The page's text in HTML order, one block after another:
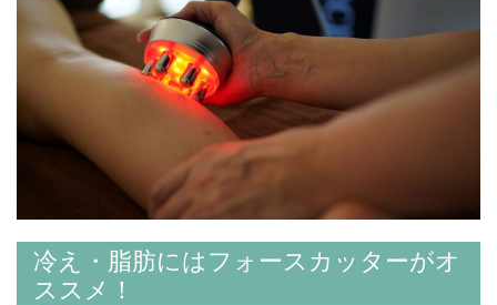
冷え・脂肪にはフォースカッターがオ
ススメ！